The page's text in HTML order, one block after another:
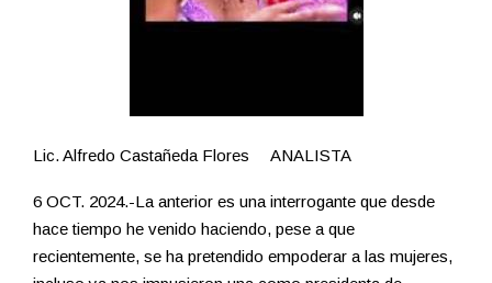
Lic. Alfredo Castañeda Flores ANALISTA
6 OCT. 2024.-La anterior es una interrogante que desde
hace tiempo he venido haciendo, pese a que
recientemente, se ha pretendido empoderar a las mujeres,